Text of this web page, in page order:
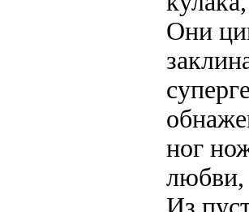
Они
ног
любви,